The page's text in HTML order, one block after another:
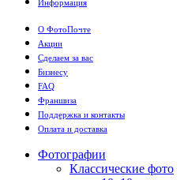
Информация
О ФотоПочте
Акции
Сделаем за вас
Бизнесу
FAQ
Франшиза
Поддержка и контакты
Оплата и доставка
Фотографии
Классические фото